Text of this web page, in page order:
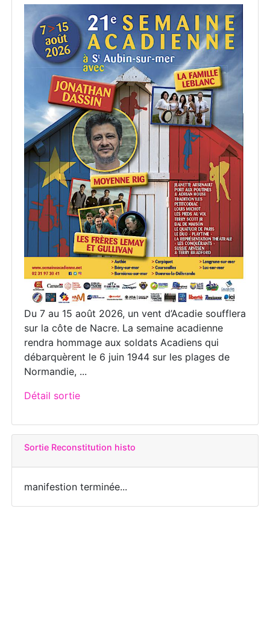
Du 7 au 15 août 2026, un vent d’Acadie soufflera
sur la côte de Nacre. La semaine acadienne
rendra hommage aux soldats Acadiens qui
débarquèrent le 6 juin 1944 sur les plages de
Normandie, ...
Détail sortie
Sortie Reconstitution histo
manifestion terminée...